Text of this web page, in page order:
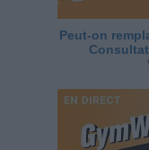
Peut-on